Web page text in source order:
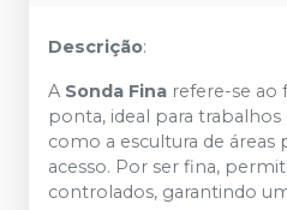
Descrição:
A Sonda Fina refere-se ao
ponta, ideal para trabalhos
como a escultura de áreas
acesso. Por ser fina,
controlados, garantindo